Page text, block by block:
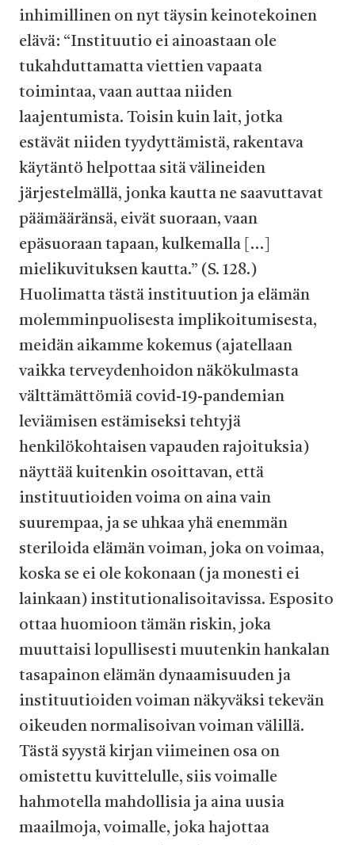
inhimillinen on nyt täysin keinotekoinen
elävä: “Instituutio ei ainoastaan ole
tukahduttamatta viettien vapaata
toimintaa, vaan auttaa niiden
laajentumista. Toisin kuin lait, jotka
estävät niiden tyydyttämistä, rakentava
käytäntö helpottaa sitä välineiden
järjestelmällä, jonka kautta ne saavuttavat
päämääränsä, eivät suoraan, vaan
epäsuoraan tapaan, kulkemalla […]
mielikuvituksen kautta.” (S. 128.)
Huolimatta tästä instituution ja elämän
molemminpuolisesta implikoitumisesta,
meidän aikamme kokemus (ajatellaan
vaikka terveydenhoidon näkökulmasta
välttämättömiä covid-19-pandemian
leviämisen estämiseksi tehtyjä
henkilökohtaisen vapauden rajoituksia)
näyttää kuitenkin osoittavan, että
instituutioiden voima on aina vain
suurempaa, ja se uhkaa yhä enemmän
steriloida elämän voiman, joka on voimaa,
koska se ei ole kokonaan (ja monesti ei
lainkaan) institutionalisoitavissa. Esposito
ottaa huomioon tämän riskin, joka
muuttaisi lopullisesti muutenkin hankalan
tasapainon elämän dynaamisuuden ja
instituutioiden voiman näkyväksi tekevän
oikeuden normalisoivan voiman välillä.
Tästä syystä kirjan viimeinen osa on
omistettu kuvittelulle, siis voimalle
hahmotella mahdollisia ja aina uusia
maailmoja, voimalle, joka hajottaa